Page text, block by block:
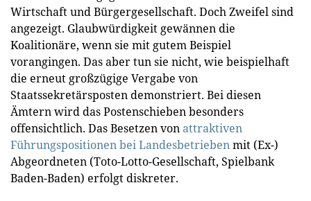
Wirtschaft und Bürgergesellschaft. Doch Zweifel sind
angezeigt. Glaubwürdigkeit gewännen die
Koalitionäre, wenn sie mit gutem Beispiel
vorangingen. Das aber tun sie nicht, wie beispielhaft
die erneut großzügige Vergabe von
Staatssekretärsposten demonstriert. Bei diesen
Ämtern wird das Postenschieben besonders
offensichtlich. Das Besetzen vonattraktiven
Führungspositionen bei Landesbetriebenmit (Ex-)
Abgeordneten (Toto-Lotto-Gesellschaft, Spielbank
Baden-Baden) erfolgt diskreter.